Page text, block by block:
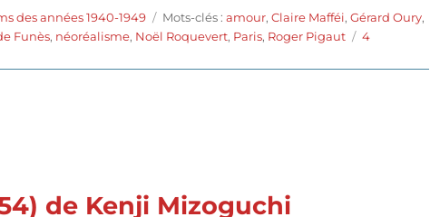
des années 1940-1949 Étiquettes
Mots-clés :amour,Claire Mafféi,Gérard Oury,
Funès, néoréalisme, Noël Roquevert, Paris, Roger Pigaut
4
de Kenji Mizoguchi